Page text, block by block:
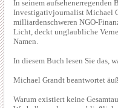
In seinem aufsehenerregenden
Investigativjournalist Michael
milliardenschweren NGO-
Licht, deckt unglaubliche
Namen.
In diesem Buch lesen Sie das,
Michael Grandt beantwortet
Warum existiert keine